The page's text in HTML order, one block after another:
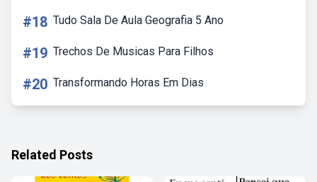
#18 Tudo Sala De Aula Geografia 5 Ano
#19 Trechos De Musicas Para Filhos
#20 Transformando Horas Em Dias
Related Posts